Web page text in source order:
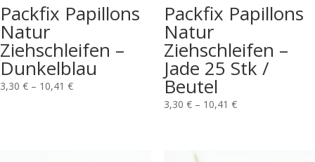
Packfix Papillons
Natur
Ziehschleifen –
Dunkelblau
3,30 € – 10,41 €
Packfix Papillons
Natur
Ziehschleifen –
Jade 25 Stk /
Beutel
3,30 €– 10,41 €